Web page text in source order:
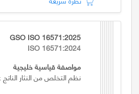
GSO ISO 16571:2025
ISO 16571:2024
مواصفة قياسية خليجية
نظم التخلص من النثار